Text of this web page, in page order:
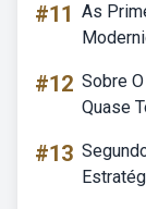
#11 As
#12 Sobre
Quase
#13